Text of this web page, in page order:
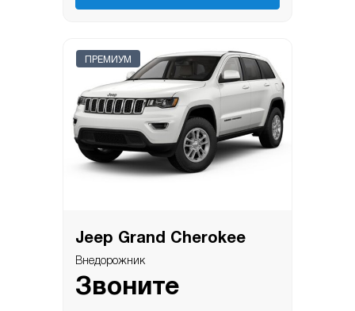
ПРЕМИУМ
Jeep Grand Cherokee
Внедорожник
Звоните